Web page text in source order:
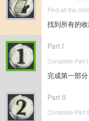
Find all the
找到所有的
Part I
Complete Part I
完成第一部分
Part II
Complete Part II